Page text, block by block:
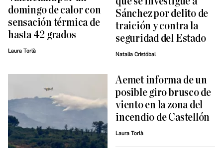
domingo de calor con
sensación térmica de
hasta 42 grados
Laura Torlà
Sánchez por delito de
traición y contra la
seguridad del Estado
Natalia Cristóbal
Aemet informa de un
posible giro brusco de
viento en la zona del
incendio de Castellón
Laura Torlà